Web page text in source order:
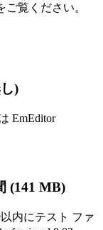
覧ください。
)
EmEditor
(141 MB)
内にテスト ファ